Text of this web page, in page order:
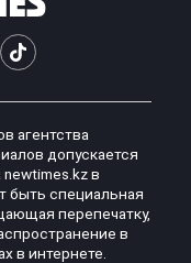
агентства
допускается
в
быть специальная
перепечатку,
в
в интернете.